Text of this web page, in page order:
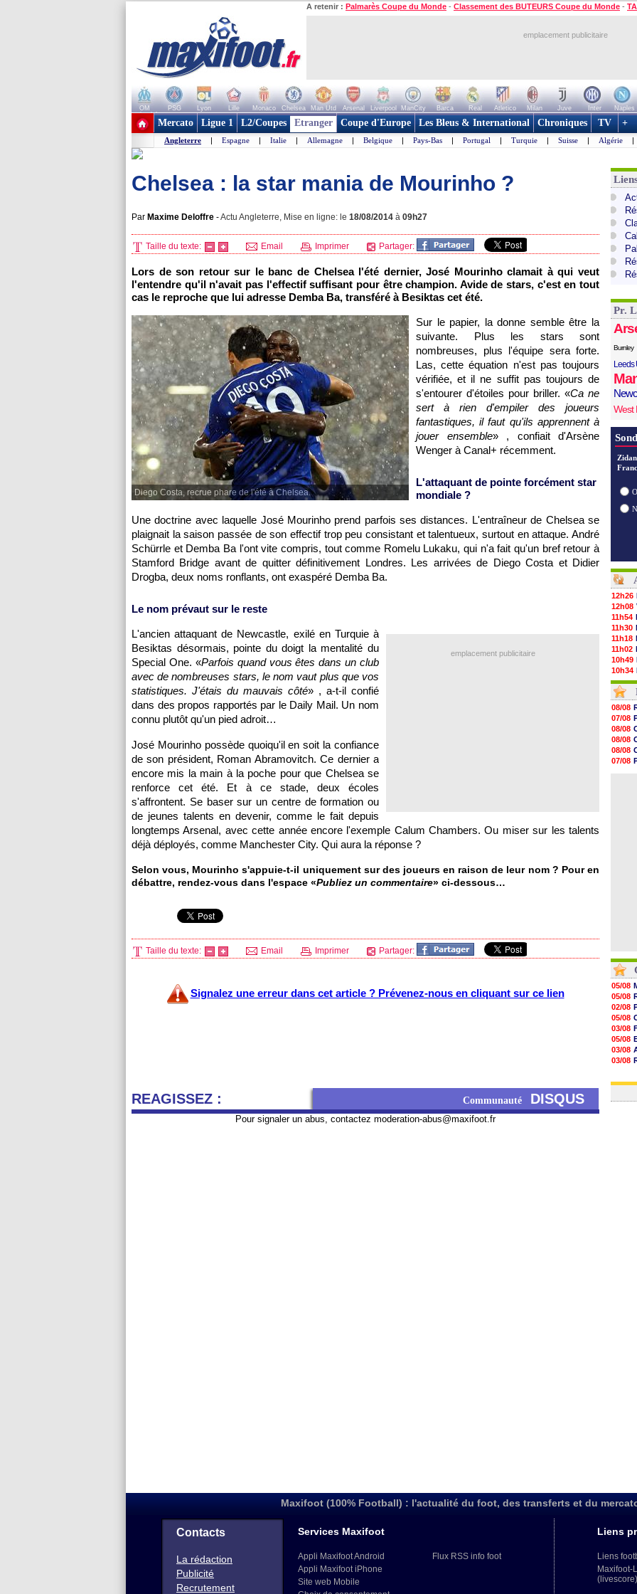
A retenir : Palmarès Coupe du Monde - Classement des BUTEURS Coupe du Monde -
emplacement publicitaire
OM PSG Lyon Lille Monaco Chelsea Man Utd Arsenal Liverpool ManCity Barca Real Atletico Milan Juve Inter Naples
+ de clubs
Mercato Ligue 1 L2/Coupes Etranger Coupe d'Europe Les Bleus & International Chroniques TV +
Angleterre | Espagne | Italie | Allemagne | Belgique | Pays-Bas | Portugal | Turquie | Suisse | Algérie |
Chelsea : la star mania de Mourinho ?
Par Maxime Deloffre -Actu Angleterre, Mise en ligne: le 18/08/2014 à 09h27
Taille du texte: Email Imprimer Partager:
Lors de son retour sur le banc de Chelsea l'été dernier, José Mourinho clamait à qui veut
l'entendre qu'il n'avait pas l'effectif suffisant pour être champion. Avide de stars, c'est en tout
cas le reproche que lui adresse Demba Ba, transféré à Besiktas cet été.
Diego Costa, recrue phare de l'été à Chelsea.
Sur le papier, la donne semble être la
suivante. Plus les stars sont
nombreuses, plus l'équipe sera forte.
Las, cette équation n'est pas toujours
vérifiée, et il ne suffit pas toujours de
s'entourer d'étoiles pour briller. «Ca ne
sert à rien d'empiler des joueurs
fantastiques, il faut qu'ils apprennent à
jouer ensemble» , confiait d'Arsène
Wenger à Canal+ récemment.
L'attaquant de pointe forcément star
mondiale ?
Une doctrine avec laquelle José Mourinho prend parfois ses distances. L'entraîneur de Chelsea se
plaignait la saison passée de son effectif trop peu consistant et talentueux, surtout en attaque. André
Schürrle et Demba Ba l'ont vite compris, tout comme Romelu Lukaku, qui n'a fait qu'un bref retour à
Stamford Bridge avant de quitter définitivement Londres. Les arrivées de Diego Costa et Didier
Drogba, deux noms ronflants, ont exaspéré Demba Ba.
Le nom prévaut sur le reste
emplacement publicitaire
L'ancien attaquant de Newcastle, exilé en Turquie à
Besiktas désormais, pointe du doigt la mentalité du
Special One. «Parfois quand vous êtes dans un club
avec de nombreuses stars, le nom vaut plus que vos
statistiques. J'étais du mauvais côté» , a-t-il confié
dans des propos rapportés par le Daily Mail. Un nom
connu plutôt qu'un pied adroit…
José Mourinho possède quoiqu'il en soit la confiance
de son président, Roman Abramovitch. Ce dernier a
encore mis la main à la poche pour que Chelsea se
renforce cet été. Et à ce stade, deux écoles
s'affrontent. Se baser sur un centre de formation ou
de jeunes talents en devenir, comme le fait depuis
longtemps Arsenal, avec cette année encore l'exemple Calum Chambers. Ou miser sur les talents
déjà déployés, comme Manchester City. Qui aura la réponse ?
Selon vous, Mourinho s'appuie-t-il uniquement sur des joueurs en raison de leur nom ? Pour en
débattre, rendez-vous dans l'espace «Publiez un commentaire» ci-dessous…
Taille du texte: Email Imprimer Partager:
Signalez une erreur dans cet article ? Prévenez-nous en cliquant sur ce lien
REAGISSEZ : Communauté DISQUS
Pour signaler un abus, contactez moderation-abus@maxifoot.fr
Pr.
Burnley
Leeds
West
12h26
12h08
11h54
11h30
11h18
11h02
10h49
10h34
10h16
10h00
09h48
09h25
09h10
08h52
08/08
08/08
08/08
08/08
07/08
08/08
08/08
08/08
07/08
05/08
05/08
02/08
05/08
03/08
05/08
03/08
03/08
03/08
Maxifoot (100% Football) : l'actualité du foot, des transferts et du
Contacts
La rédaction
Publicité
Recrutement
Services Maxifoot
Appli Maxifoot Android
Appli Maxifoot iPhone
Site web Mobile
Flux RSS info foot
Liens
Liens
Maxifoot-
(livescore)